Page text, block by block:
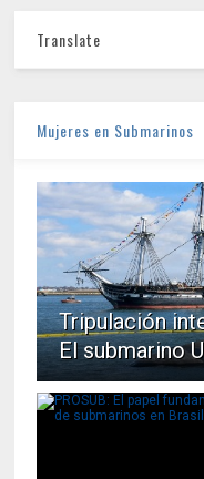
Translate
Mujeres en Submarinos
Tripulación
El submarino